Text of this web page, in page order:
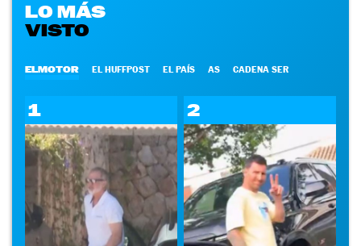
LO MÁS
VISTO
ELMOTOR EL HUFFPOST EL PAÍS AS CADENA SER
1 2